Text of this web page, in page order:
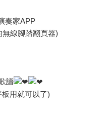
奏家APP
無線腳踏翻頁器)
譜
用就可以了)